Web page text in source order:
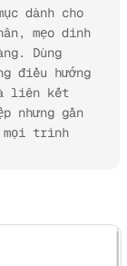
dành cho
mẹo dinh
Dùng
điều hướng
liên kết
nhưng gần
mọi trình